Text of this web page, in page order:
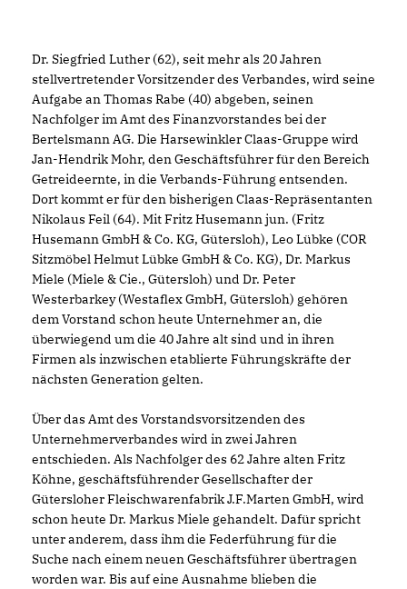
Dr. Siegfried Luther (62), seit mehr als 20 Jahren
stellvertretender Vorsitzender des Verbandes, wird seine
Aufgabe an Thomas Rabe (40) abgeben, seinen
Nachfolger im Amt des Finanzvorstandes bei der
Bertelsmann AG. Die Harsewinkler Claas-Gruppe wird
Jan-Hendrik Mohr, den Geschäftsführer für den Bereich
Getreideernte, in die Verbands-Führung entsenden.
Dort kommt er für den bisherigen Claas-Repräsentanten
Nikolaus Feil (64). Mit Fritz Husemann jun. (Fritz
Husemann GmbH & Co. KG, Gütersloh), Leo Lübke (COR
Sitzmöbel Helmut Lübke GmbH & Co. KG), Dr. Markus
Miele (Miele & Cie., Gütersloh) und Dr. Peter
Westerbarkey (Westaflex GmbH, Gütersloh) gehören
dem Vorstand schon heute Unternehmer an, die
überwiegend um die 40 Jahre alt sind und in ihren
Firmen als inzwischen etablierte Führungskräfte der
nächsten Generation gelten.
Über das Amt des Vorstandsvorsitzenden des
Unternehmerverbandes wird in zwei Jahren
entschieden. Als Nachfolger des 62 Jahre alten Fritz
Köhne, geschäftsführender Gesellschafter der
Gütersloher Fleischwarenfabrik J.F.Marten GmbH, wird
schon heute Dr. Markus Miele gehandelt. Dafür spricht
unter anderem, dass ihm die Federführung für die
Suche nach einem neuen Geschäftsführer übertragen
worden war. Bis auf eine Ausnahme blieben die